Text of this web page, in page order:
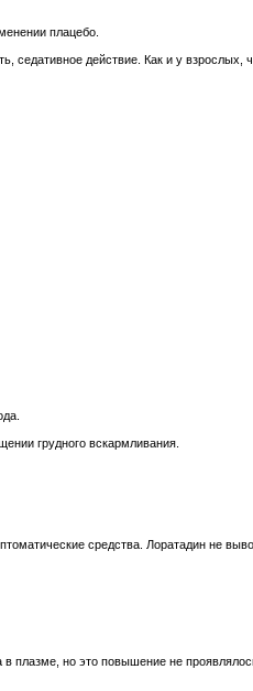
плацебо.
седативное действие. Как и у взрослых,
грудного вскармливания.
средства. Лоратадин не
плазме, но это повышение не